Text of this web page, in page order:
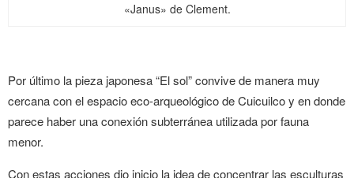
«Janus» de Clement.
Por último la pieza japonesa “El sol” convive de manera muy
cercana con el espacio eco-arqueológico de Cuicuilco y en donde
parece haber una conexión subterránea utilizada por fauna
menor.
Con estas acciones dio inicio la idea de concentrar las esculturas